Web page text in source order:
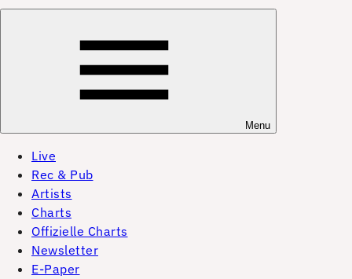
Menu
Live
Rec & Pub
Artists
Charts
Offizielle Charts
Newsletter
E-Paper